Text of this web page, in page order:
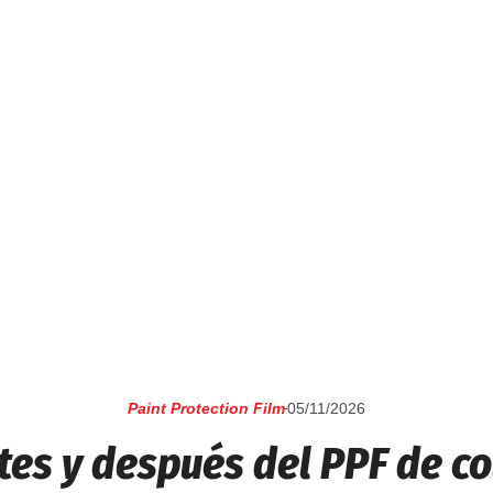
Paint Protection Film05/11/2026
y después del PPF de